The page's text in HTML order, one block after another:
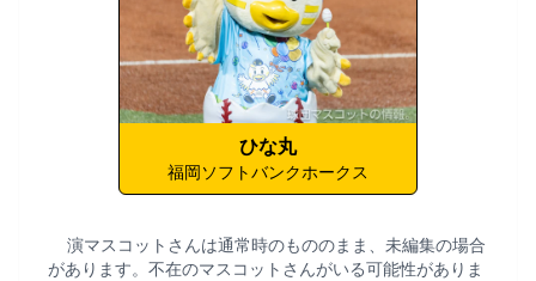
ひな丸
福岡ソフトバンクホークス
演マスコットさんは通常時のもののまま、未編集の場合
があります。不在のマスコットさんがいる可能性がありま